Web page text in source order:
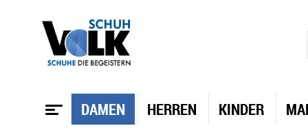
DAMEN HERREN KINDER